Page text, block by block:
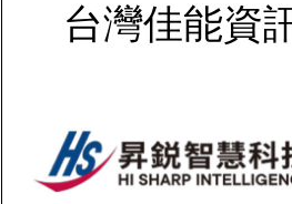
台灣佳能資